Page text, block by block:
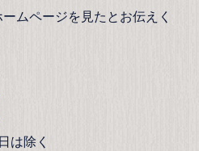
ムページを見たとお伝えく
は除く